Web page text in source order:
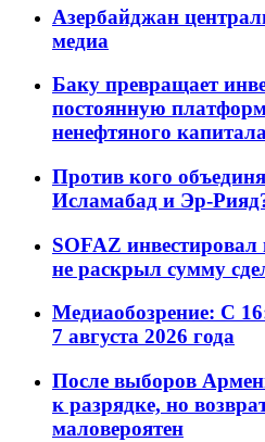
Азербайджан
медиа
Баку превращает
постоянную
ненефтяного
Против кого
Исламабад и Эр-
SOFAZ инвестировал
не раскрыл сумму
Медиаобозрение: С
7 августа 2026 года
После выборов
к разрядке, но
маловероятен